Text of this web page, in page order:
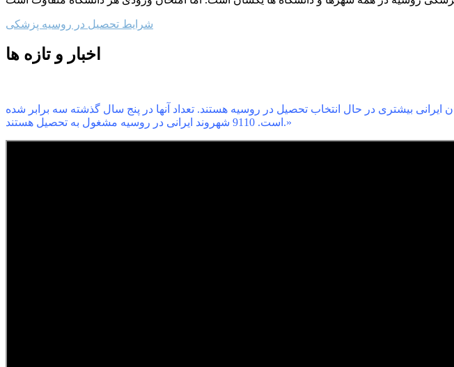
شرایط تحصیل در روسیه پزشکی
اخبار و تازه ها
ایرانی بیشتری در حال انتخاب تحصیل در روسیه هستند. تعداد آنها در پنج سال گذشته سه برابر شده
است. 9110 شهروند ایرانی در روسیه مشغول به تحصیل هستند.»